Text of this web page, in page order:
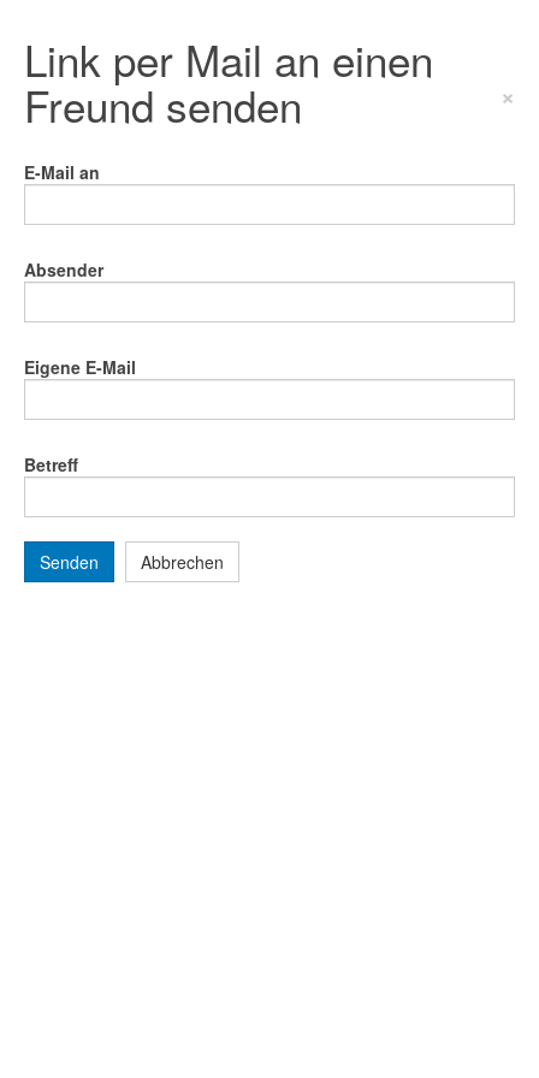
Link per Mail an einen
Freund senden ×
E-Mail an
Absender
Eigene E-Mail
Betreff
Senden Abbrechen